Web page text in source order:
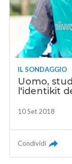
IL SONDAGGIO
Uomo,
l'identikit
10 Set 2018
Condividi